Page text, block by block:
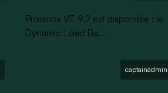
Proxmox VE 9.2 est disponible : le
Dynamic Load Ba...
captainadmin